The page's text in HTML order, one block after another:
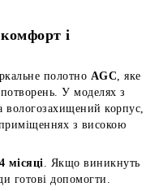
і
полотно AGC , яке
У моделях з
вологозахищений корпус,
приміщеннях з високою
місяці . Якщо виникнуть
готові допомогти.